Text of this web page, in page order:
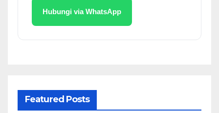
Hubungi via WhatsApp
Featured Posts